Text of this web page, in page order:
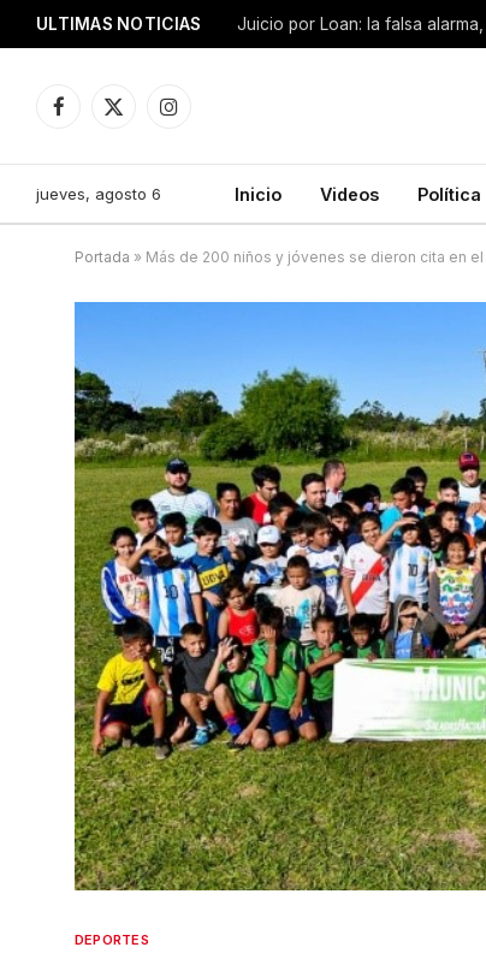
ULTIMAS NOTICIAS
Facebook
X
Instagram
jueves, agosto 6 Inicio Videos Política
Portada » Más de 200 niños y jóvenes se dieron cita en
DEPORTES